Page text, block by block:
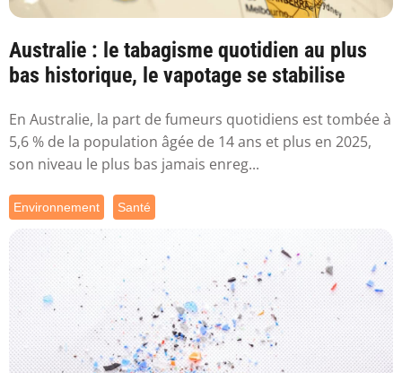
Australie : le tabagisme quotidien au plus
bas historique, le vapotage se stabilise
En Australie, la part de fumeurs quotidiens est tombée à
5,6 % de la population âgée de 14 ans et plus en 2025,
son niveau le plus bas jamais enreg...
Environnement Santé